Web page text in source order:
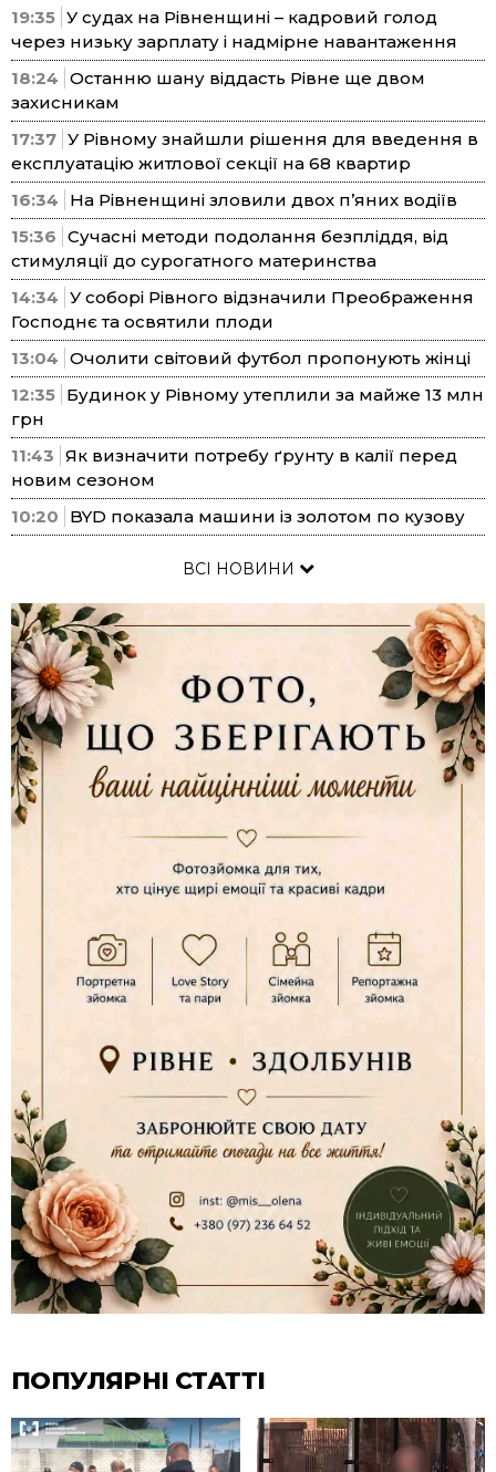
19:35 У судах на Рівненщині – кадровий голод
через низьку зарплату і надмірне навантаження
18:24 Останню шану віддасть Рівне ще двом
захисникам
17:37 У Рівному знайшли рішення для введення в
експлуатацію житлової секції на 68 квартир
16:34
На Рівненщині зловили двох п’яних водіїв
15:36 Сучасні методи подолання безпліддя, від
стимуляції до сурогатного материнства
14:34 У соборі Рівного відзначили Преображення
Господнє та освятили плоди
13:04 Очолити світовий футбол пропонують жінці
12:35 Будинок у Рівному утеплили за майже 13 млн
грн
11:43 Як визначити потребу ґрунту в калії перед
новим сезоном
10:20
BYD показала машини із золотом по кузову
ВСІ НОВИНИ
ПОПУЛЯРНІ СТАТТІ